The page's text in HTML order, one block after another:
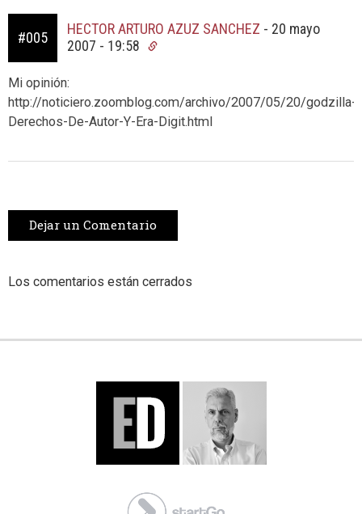
#005
HECTOR ARTURO AZUZ SANCHEZ - 20 mayo
2007 - 19:58
Mi opinión:
http://noticiero.zoomblog.com/archivo/2007/05/20/godzilla-
Derechos-De-Autor-Y-Era-Digit.html
Dejar un Comentario
Los comentarios están cerrados